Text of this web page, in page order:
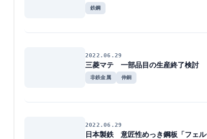
鉄鋼
2022.06.29
三菱マテ 一部品目の生産終了検討
非鉄金属 伸銅
2022.06.29
日本製鉄 意匠性めっき鋼板「フェ